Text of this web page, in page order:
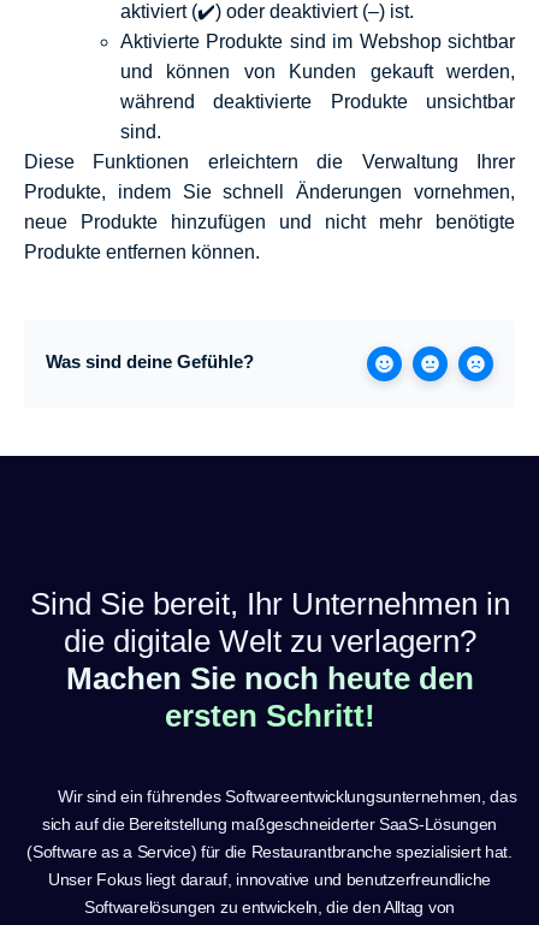
aktiviert (✔️) oder deaktiviert (–) ist.
Aktivierte Produkte sind im Webshop sichtbar
und können von Kunden gekauft werden,
während deaktivierte Produkte unsichtbar
sind.
Diese Funktionen erleichtern die Verwaltung Ihrer
Produkte, indem Sie schnell Änderungen vornehmen,
neue Produkte hinzufügen und nicht mehr benötigte
Produkte entfernen können.
Was sind deine Gefühle?
Sind Sie bereit, Ihr Unternehmen in
die digitale Welt zu verlagern?
Machen Sie noch heute den
ersten Schritt!
Wir sind ein führendes Softwareentwicklungsunternehmen, das
sich auf die Bereitstellung maßgeschneiderter SaaS-Lösungen
(Software as a Service) für die Restaurantbranche spezialisiert hat.
Unser Fokus liegt darauf, innovative und benutzerfreundliche
Softwarelösungen zu entwickeln, die den Alltag von